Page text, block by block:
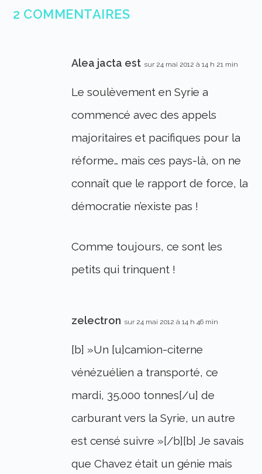
2 COMMENTAIRES
Alea jacta est sur 24 mai 2012 à 14 h 21 min
Le soulèvement en Syrie a
commencé avec des appels
majoritaires et pacifiques pour la
réforme… mais ces pays-là, on ne
connaît que le rapport de force, la
démocratie n’existe pas !
Comme toujours, ce sont les
petits qui trinquent !
zelectron sur 24 mai 2012 à 14 h 46 min
[b] »Un [u]camion-citerne
vénézuélien a transporté, ce
mardi, 35.000 tonnes[/u] de
carburant vers la Syrie, un autre
est censé suivre »[/b][b] Je savais
que Chavez était un génie mais